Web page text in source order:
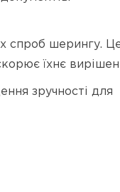
спроб шерингу.
їхнє
зручності для